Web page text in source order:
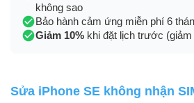
không sao
Bảo hành cảm ứng miễn phí 6
Giảm 10% khi đặt lịch trước (giảm
Sửa iPhone SE không nhận